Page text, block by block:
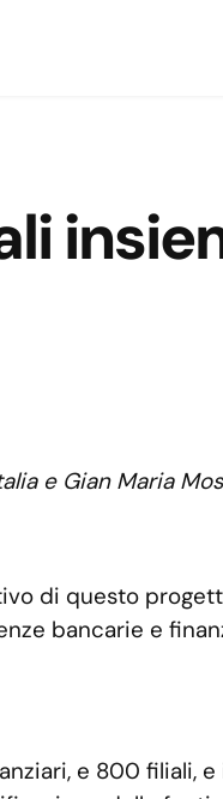
e Gian Maria
di questo
bancarie e
e 800 filiali,